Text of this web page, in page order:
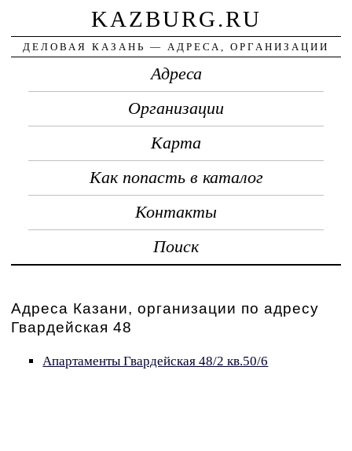
KAZBURG.RU
ДЕЛОВАЯ КАЗАНЬ — АДРЕСА, ОРГАНИЗАЦИИ
Адреса
Организации
Карта
Как попасть в каталог
Контакты
Поиск
Адреса Казани, организации по адресу
Гвардейская 48
Апартаменты Гвардейская 48/2 кв.50/6